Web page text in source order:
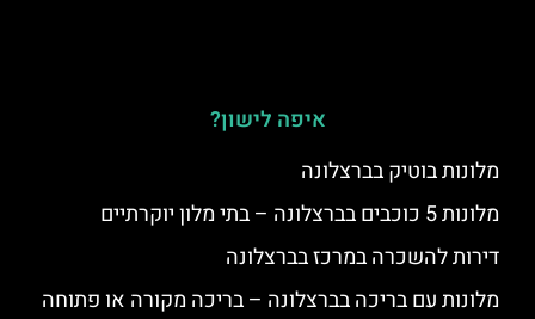
איפה לישון?
מלונות בוטיק בברצלונה
מלונות 5 כוכבים בברצלונה – בתי מלון יוקרתיים
דירות להשכרה במרכז בברצלונה
מלונות עם בריכה בברצלונה – בריכה מקורה או פתוחה